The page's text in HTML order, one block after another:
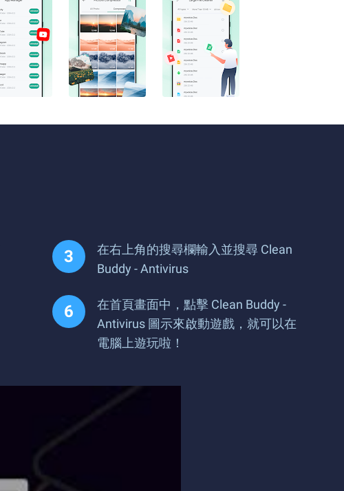
在右上角的搜尋欄輸入並搜尋 Clean
Buddy - Antivirus
在首頁畫面中，點擊 Clean Buddy -
Antivirus 圖示來啟動遊戲，就可以在
電腦上遊玩啦！